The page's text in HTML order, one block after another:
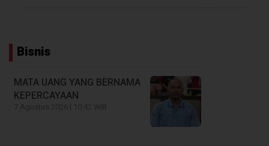
Bisnis
MATA UANG YANG BERNAMA
KEPERCAYAAN